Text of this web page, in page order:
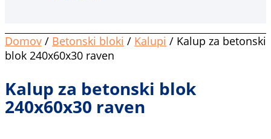
Domov / Betonski bloki / Kalupi / Kalup za betonski
blok 240x60x30 raven
Kalup za betonski blok
240x60x30 raven